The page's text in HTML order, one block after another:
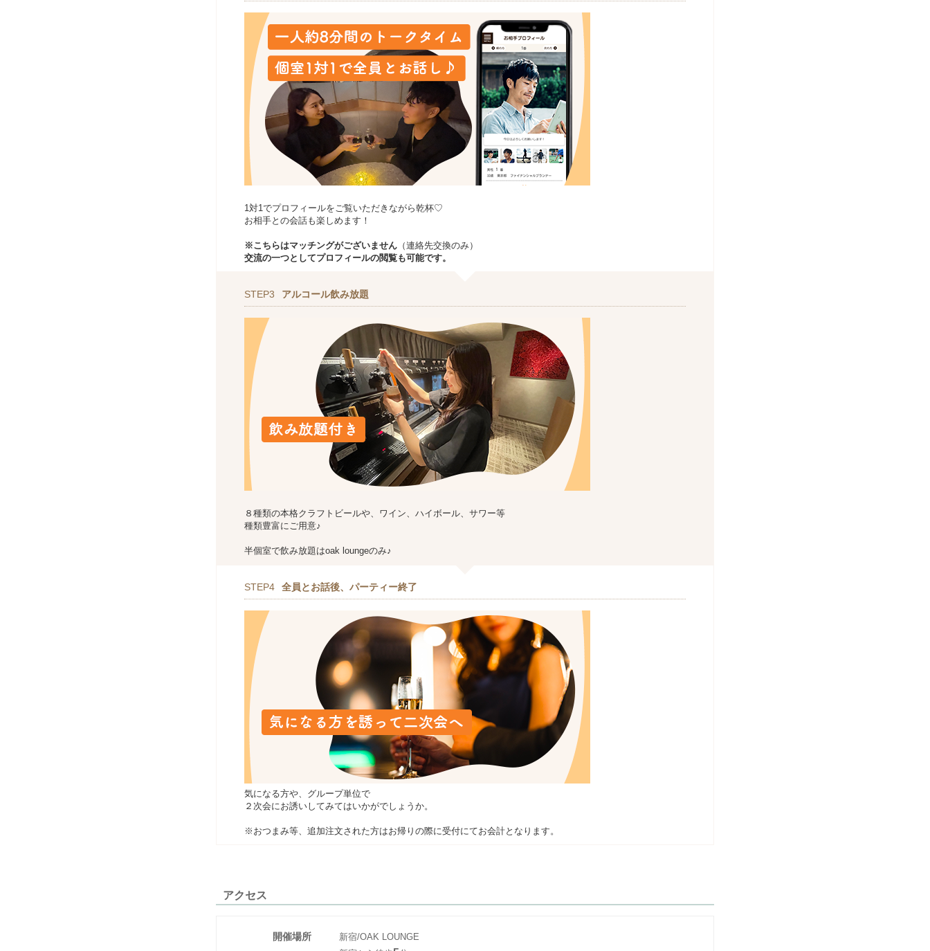
1対1でプロフィールをご覧いただきながら乾杯♡
お相手との会話も楽しめます！
※こちらはマッチングがございません （連絡先交換のみ）
交流の一つとしてプロフィールの閲覧も可能です。
STEP3 アルコール飲み放題
８種類の本格クラフトビールや、ワイン、ハイボール、サワー等
種類豊富にご用意♪
半個室で飲み放題はoak loungeのみ♪
STEP4 全員とお話後、パーティー終了
気になる方や、グループ単位で
２次会にお誘いしてみてはいかがでしょうか。
※おつまみ等、追加注文された方はお帰りの際に受付にてお会計となります。
アクセス
開催場所
新宿/OAK LOUNGE